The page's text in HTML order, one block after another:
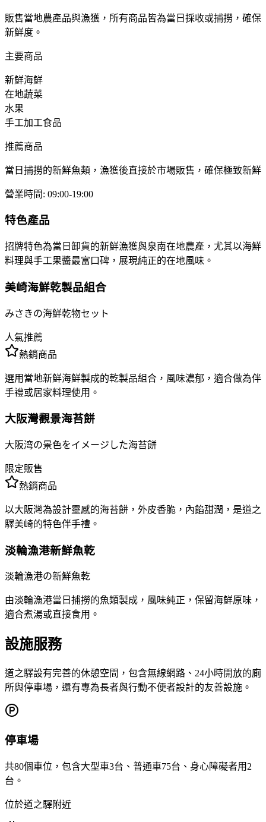
販售當地農產品與漁獲，所有商品皆為當日採收或捕撈，確保
新鮮度。
主要商品
新鮮海鮮
在地蔬菜
水果
手工加工食品
推薦商品
當日捕撈的新鮮魚類，漁獲後直接於市場販售，確保極致新鮮
營業時間: 09:00-19:00
特色產品
招牌特色為當日卸貨的新鮮漁獲與泉南在地農產，尤其以海鮮
料理與手工果醬最富口碑，展現純正的在地風味。
美崎海鮮乾製品組合
みさきの海鮮乾物セット
人氣推薦
熱銷商品
選用當地新鮮海鮮製成的乾製品組合，風味濃郁，適合做為伴
手禮或居家料理使用。
大阪灣觀景海苔餅
大阪湾の景色をイメージした海苔餅
限定販售
熱銷商品
以大阪灣為設計靈感的海苔餅，外皮香脆，內餡甜潤，是道之
驛美崎的特色伴手禮。
淡輪漁港新鮮魚乾
淡輪漁港の新鮮魚乾
由淡輪漁港當日捕撈的魚類製成，風味純正，保留海鮮原味，
適合煮湯或直接食用。
設施服務
道之驛設有完善的休憩空間，包含無線網路、24小時開放的廁
所與停車場，還有專為長者與行動不便者設計的友善設施。
停車場
共80個車位，包含大型車3台、普通車75台、身心障礙者用2
台。
位於道之驛附近